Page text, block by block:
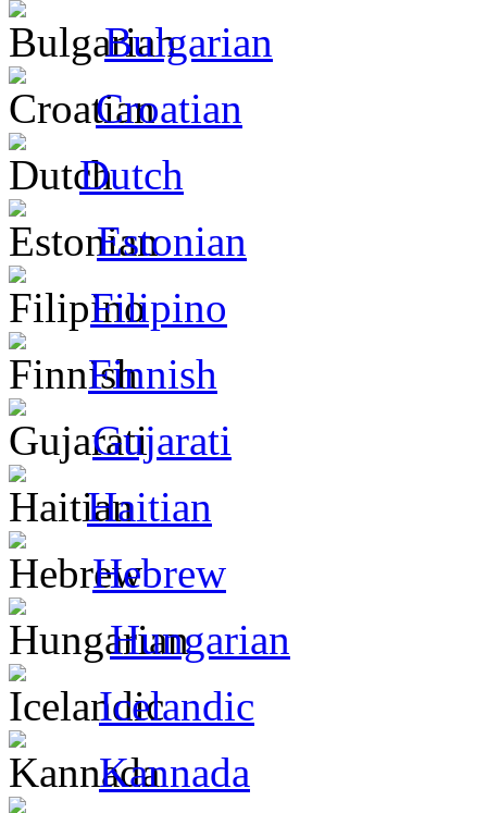
Bulgarian
Croatian
Dutch
Estonian
Filipino
Finnish
Gujarati
Haitian
Hebrew
Hungarian
Icelandic
Kannada